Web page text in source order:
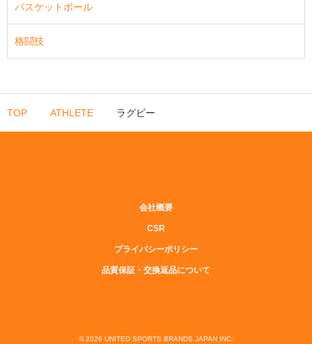
バスケットボール
格闘技
TOP ATHLETE ラグビー
会社概要
CSR
プライバシーポリシー
品質保証・交換返品について
© 2026 UNITED SPORTS BRANDS JAPAN INC.